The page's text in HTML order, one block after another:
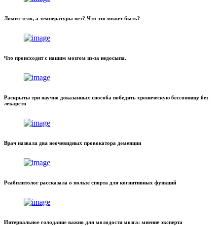
Ломит тело, а температуры нет? Что это может быть?
Что происходит с нашим мозгом из-за недосыпа.
Раскрыты три научно доказанных способа победить хроническую бессонницу без
лекарств
Врач назвала два неочевидных провокатора деменции
Реабилитолог рассказала о пользе спорта для когнитивных функций
Интервальное голодание важно для молодости мозга: мнение эксперта